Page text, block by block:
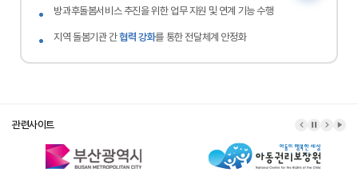
방과후돌봄서비스 추진을 위한 업무 지원 및 연계 기능 수행
지역 돌봄기관 간협력 강화를 통한 전달체계 안정화
관련사이트